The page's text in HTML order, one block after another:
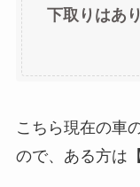
下取りはあ
こちら現在の車
ので、ある方は